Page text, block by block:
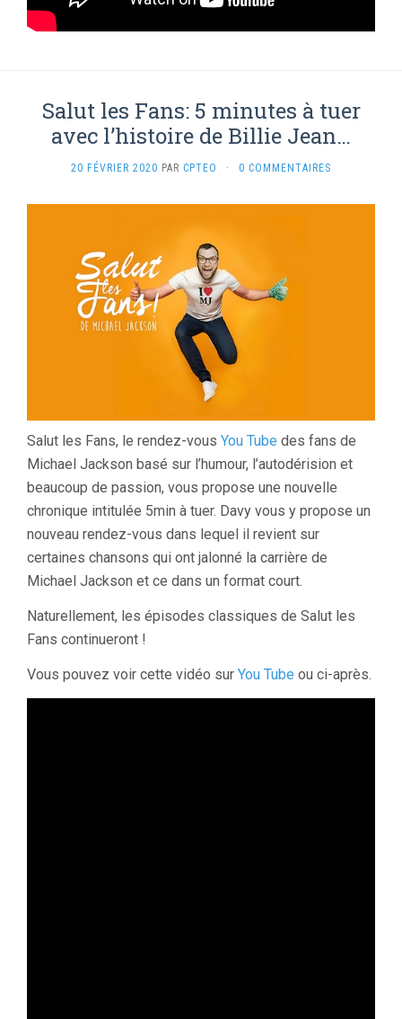
Salut les Fans: 5 minutes à tuer
avec l’histoire de Billie Jean…
20 FÉVRIER 2020 PAR CPTEO · 0 COMMENTAIRES
Salut les Fans, le rendez-vous You Tube des fans de
Michael Jackson basé sur l’humour, l’autodérision et
beaucoup de passion, vous propose une nouvelle
chronique intitulée 5min à tuer. Davy vous y propose un
nouveau rendez-vous dans lequel il revient sur
certaines chansons qui ont jalonné la carrière de
Michael Jackson et ce dans un format court.
Naturellement, les épisodes classiques de Salut les
Fans continueront !
Vous pouvez voir cette vidéo sur You Tube ou ci-après.